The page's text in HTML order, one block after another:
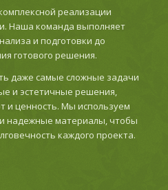
реализации
Наша команда выполняет
и подготовки до
готового решения.
даже самые сложные задачи
и эстетичные решения,
и ценность. Мы используем
надежные материалы, чтобы
каждого проекта.